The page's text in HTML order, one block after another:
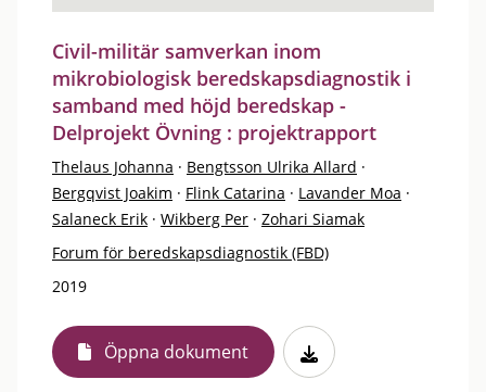
Civil-militär samverkan inom
mikrobiologisk beredskapsdiagnostik i
samband med höjd beredskap -
Delprojekt Övning : projektrapport
Thelaus Johanna · Bengtsson Ulrika Allard ·
Bergqvist Joakim · Flink Catarina · Lavander Moa ·
Salaneck Erik · Wikberg Per · Zohari Siamak
Forum för beredskapsdiagnostik (FBD)
2019
Öppna dokument